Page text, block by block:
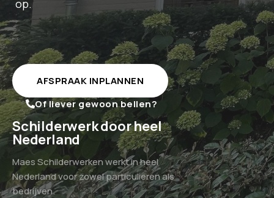
op.
AFSPRAAK INPLANNEN
Of liever gewoon bellen?
Schilderwerk door heel
Nederland
Maes Schilderwerken werkt in heel
Nederland voor zowel particulieren als
bedrijven.